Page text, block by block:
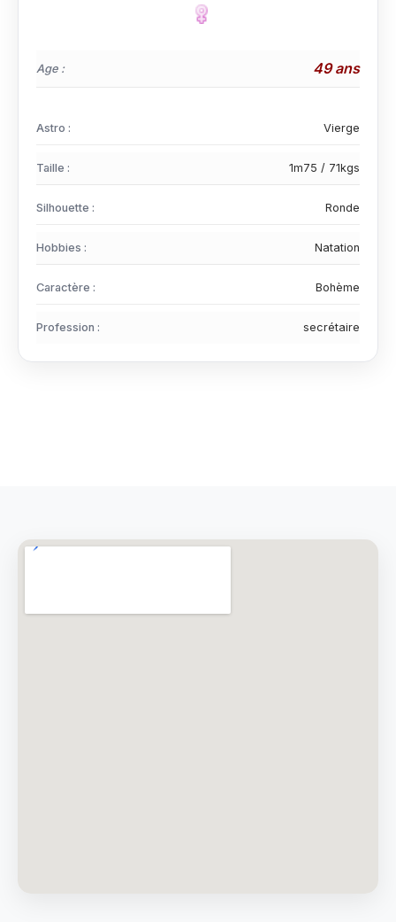
Age : 49 ans
Astro : Vierge
Taille : 1m75 / 71kgs
Silhouette : Ronde
Hobbies : Natation
Caractère : Bohème
Profession : secrétaire